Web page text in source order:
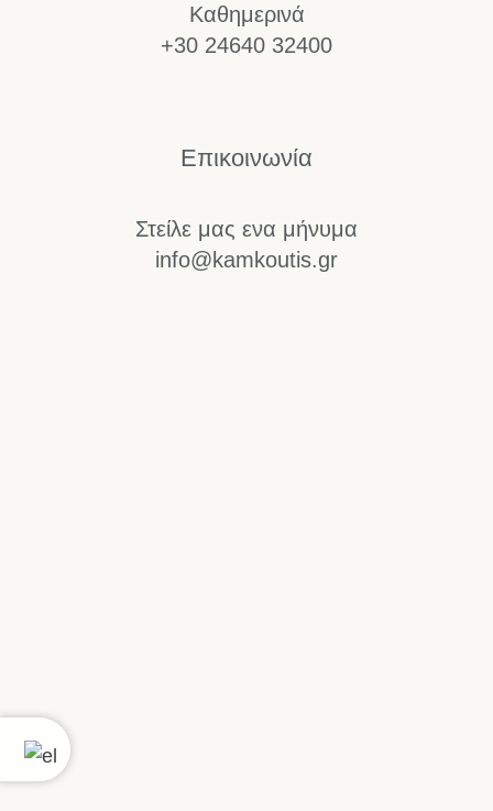
Καθημερινά
+30 24640 32400
Επικοινωνία
Στείλε μας ενα μήνυμα
info@kamkoutis.gr